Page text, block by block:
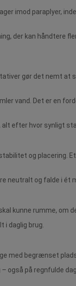
imod paraplyer,
der kan
gør det nemt
vand. Det er en
efter hvor synligt
og
neutralt og falde i
kunne rumme,
i daglig brug.
med begrænset
også på regnfulde